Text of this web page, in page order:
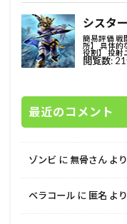
最近のコメント
ゾンビ に 無骨さん より
ベラコール に 匿名 より